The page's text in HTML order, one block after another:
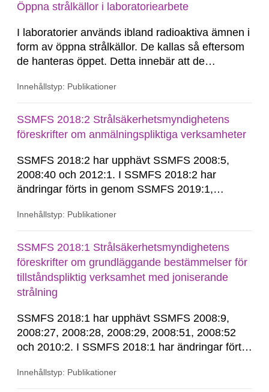
tillståndet hos betongkonstruktionerna...
Öppna strålkällor i laboratoriearbete
I laboratorier används ibland radioaktiva ämnen i
form av öppna strålkällor. De kallas så eftersom
de hanteras öppet. Detta innebär att de
Innehållstyp: Publikationer
SSMFS 2018:2 Strålsäkerhetsmyndighetens
föreskrifter om anmälningspliktiga verksamheter
SSMFS 2018:2 har upphävt SSMFS 2008:5,
2008:40 och 2012:1. I SSMFS 2018:2 har
ändringar förts in genom SSMFS 2019:1,
Innehållstyp: Publikationer
SSMFS 2018:1 Strålsäkerhetsmyndighetens
föreskrifter om grundläggande bestämmelser för
tillståndspliktig verksamhet med joniserande
strålning
SSMFS 2018:1 har upphävt SSMFS 2008:9,
2008:27, 2008:28, 2008:29, 2008:51, 2008:52
och 2010:2. I SSMFS 2018:1 har ändringar förts
SSMFS 2022:14, SSMFS 2024:2 och SSMFS
Innehållstyp: Publikationer